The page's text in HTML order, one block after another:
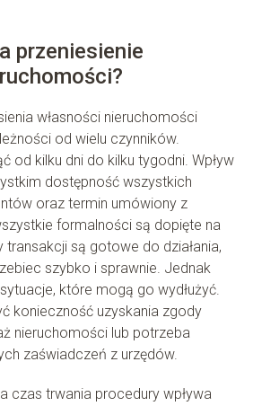
przeniesienie
własności nieruchomości
od wielu czynników.
od kilku dni do kilku tygodni. Wpływ
dostępność wszystkich
oraz termin umówiony z
formalności są dopięte na
transakcji są gotowe do działania,
szybko i sprawnie. Jednak
które mogą go wydłużyć.
konieczność uzyskania zgody
nieruchomości lub potrzeba
zaświadczeń z urzędów.
czas trwania procedury wpływa